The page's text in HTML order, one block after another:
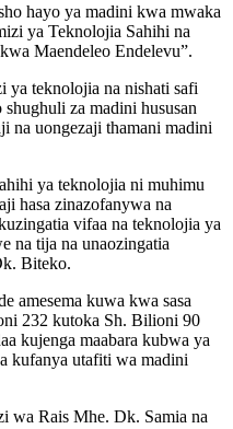
hayo ya madini kwa mwaka
ya Teknolojia Sahihi na
Maendeleo Endelevu”.
ya teknolojia na nishati safi
za madini hususan
na uongezaji thamani madini
ya teknolojia ni muhimu
hasa zinazofanywa na
vifaa na teknolojia ya
na tija na unaozingatia
Biteko.
amesema kuwa kwa sasa
232 kutoka Sh. Bilioni 90
kujenga maabara kubwa ya
kufanya utafiti wa madini
wa Rais Mhe. Dk. Samia na